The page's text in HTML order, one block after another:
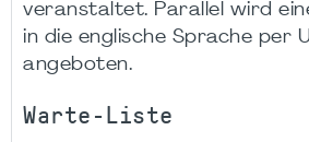
veranstaltet. Parallel wird
in die englische Sprache per
angeboten.
Warte-Liste